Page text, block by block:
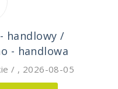
handlowy /
- handlowa
/ , 2026-08-05